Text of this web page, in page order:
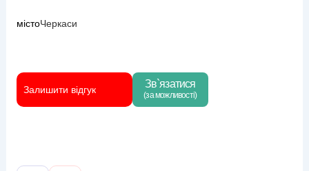
містоЧеркаси
Залишити відгук Зв`язатися
(за можливості)